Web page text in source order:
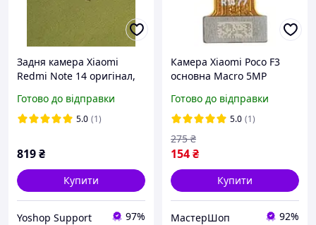
Задня камера Xiaomi
Redmi Note 14 оригінал,
в
Готово до відправки
5.0 (1)
819₴
Купити
Yoshop Support 97%
Камера Xiaomi Poco F3
основна Macro 5MP
Готово до відправки
5.0 (1)
154₴
275 ₴
Купити
МастерШоп 92%